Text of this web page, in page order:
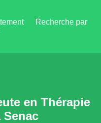
Recherche par
en Thérapie